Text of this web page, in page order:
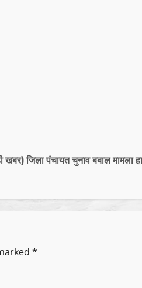
खबर) जिला पंचायत चुनाव बबाल मामला
*